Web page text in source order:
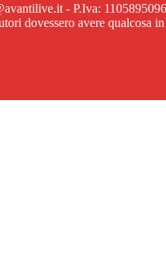
- P.Iva:
dovessero avere qualcosa